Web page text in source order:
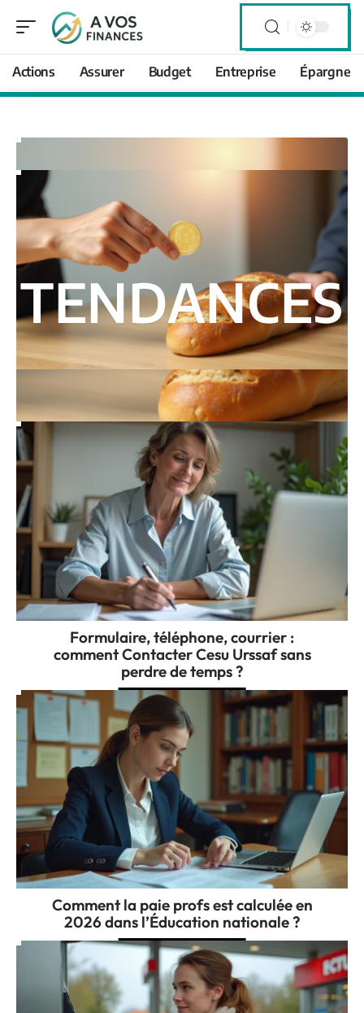
Actions Assurer Budget Entreprise Épargne
TENDANCES
Comprendre la notion de fongible et ses
différences majeures
Formulaire, téléphone, courrier :
comment Contacter Cesu Urssaf sans
perdre de temps ?
Comment la paie profs est calculée en
2026 dans l’Éducation nationale ?